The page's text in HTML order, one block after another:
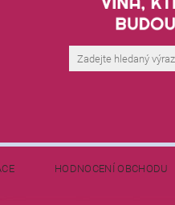
HODNOCENÍ OBCHODU